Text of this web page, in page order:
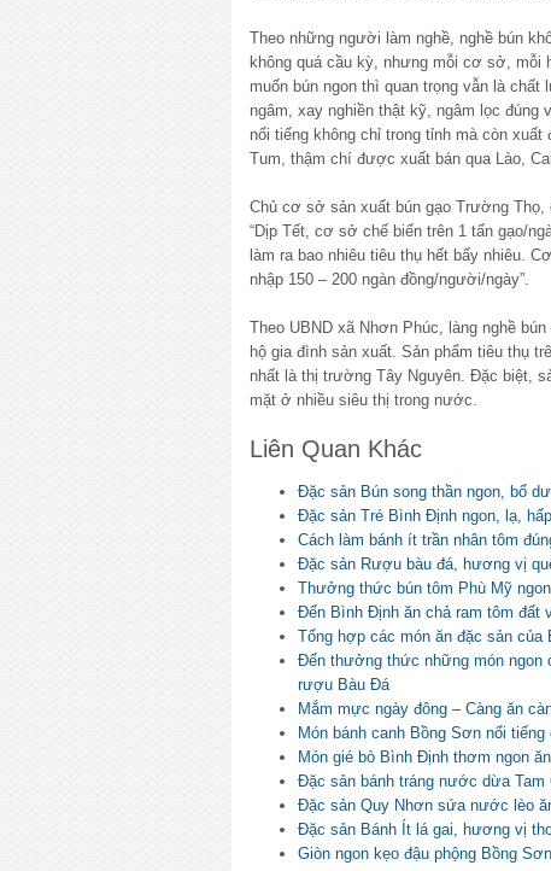
Theo những người làm nghề, nghề bún
không quá cầu kỳ, nhưng mỗi cơ sở, mỗi
muốn bún ngon thì quan trọng vẫn là
ngâm, xay nghiền thật kỹ, ngâm lọc đúng
nổi tiếng không chỉ trong tỉnh mà còn
Tum, thậm chí được xuất bán qua Lào,
Chủ cơ sở sản xuất bún gạo Trường
“Dịp Tết, cơ sở chế biến trên 1 tấn gạo/
làm ra bao nhiêu tiêu thụ hết bấy nhiêu.
nhập 150 – 200 ngàn đồng/người/ngày”.
Theo UBND xã Nhơn Phúc, làng nghề
hộ gia đình sản xuất. Sản phẩm tiêu thụ
nhất là thị trường Tây Nguyên. Đặc biệt,
mặt ở nhiều siêu thị trong nước.
Liên Quan Khác
Đặc sản Bún song thần ngon, bổ
Đặc sản Tré Bình Định ngon, lạ,
Cách làm bánh ít trần nhân tôm
Đặc sản Rượu bàu đá, hương vị
Thưởng thức bún tôm Phù Mỹ
Đến Bình Định ăn chả ram tôm đất
Tổng hợp các món ăn đặc sản của
Đến thưởng thức những món ngon
rượu Bàu Đá
Mắm mực ngày đông – Càng ăn
Món bánh canh Bồng Sơn nổi
Món gié bò Bình Định thơm ngon
Đặc sản bánh tráng nước dừa
Đặc sản Quy Nhơn sứa nước lèo
Đặc sản Bánh Ít lá gai, hương vị
Giòn ngon kẹo đậu phộng Bồng